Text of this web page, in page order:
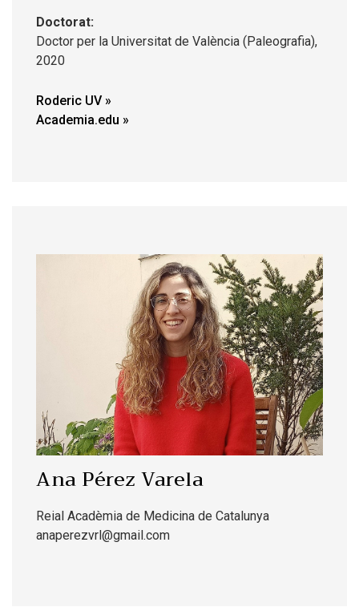
Doctorat:
Doctor per la Universitat de València (Paleografia),
2020
Roderic UV
Academia.edu
Ana Pérez Varela
Reial Acadèmia de Medicina de Catalunya
anaperezvrl@gmail.com